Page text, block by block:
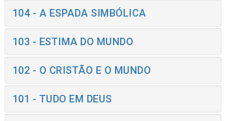
104 - A ESPADA SIMBÓLICA
103 - ESTIMA DO MUNDO
102 - O CRISTÃO E O MUNDO
101 - TUDO EM DEUS